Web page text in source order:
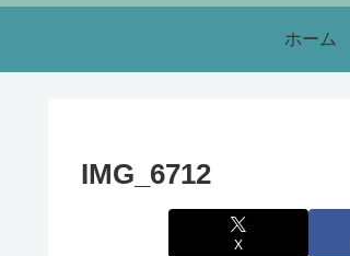
ホーム
IMG_6712
X